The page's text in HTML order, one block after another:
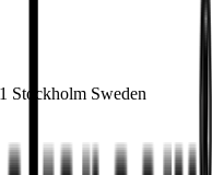
Stockholm Sweden